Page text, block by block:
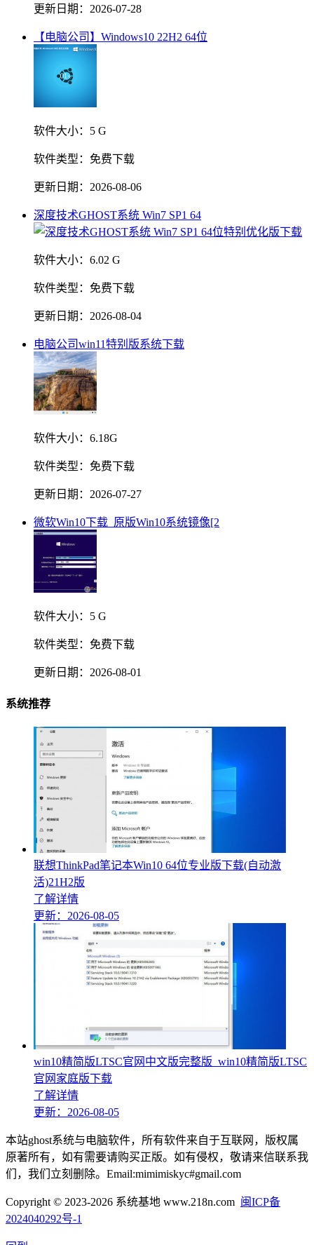
更新日期： 2026-07-28
【电脑公司】Windows10 22H2 64位
软件大小： 5 G
软件类型： 免费下载
更新日期： 2026-08-06
深度技术GHOST系统 Win7 SP1 64
软件大小： 6.02 G
软件类型： 免费下载
更新日期： 2026-08-04
电脑公司win11特别版系统下载
软件大小： 6.18G
软件类型： 免费下载
更新日期： 2026-07-27
微软Win10下载_原版Win10系统镜像[2
软件大小： 5 G
软件类型： 免费下载
更新日期： 2026-08-01
系统推荐
联想ThinkPad笔记本Win10 64位专业版下载(自动激
活)21H2版
了解详情
更新：2026-08-05
win10精简版LTSC官网中文版完整版_win10精简版LTSC
官网家庭版下载
了解详情
更新：2026-08-05
本站ghost系统与电脑软件，所有软件来自于互联网，版权属
原著所有，如有需要请购买正版。如有侵权，敬请来信联系我
们，我们立刻删除。Email:mimimiskyc#gmail.com
Copyright © 2023-2026 系统基地 www.218n.com 闽ICP备
2024040292号-1